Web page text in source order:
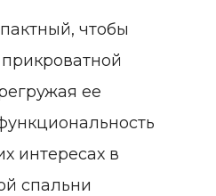
чтобы
ее
интересах в
спальни